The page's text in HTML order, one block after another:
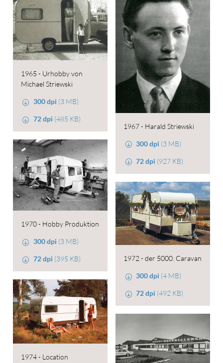
1965 - Urhobby von
Michael Striewski
300 dpi (3 MB)
72 dpi (485 KB)
1967 - Harald Striewski
300 dpi (3 MB)
72 dpi (927 KB)
1970 - Hobby Produktion
300 dpi (3 MB)
72 dpi (395 KB) 1972 - der 5000. Caravan
300 dpi (4 MB)
72 dpi (492 KB)
1974 - Location